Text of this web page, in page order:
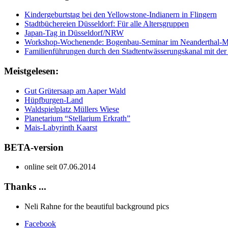
Kindergeburtstag bei den Yellowstone-Indianern in Flingern
Stadtbüchereien Düsseldorf: Für alle Altersgruppen
Japan-Tag in Düsseldorf/NRW
Workshop-Wochenende: Bogenbau-Seminar im Neanderthal-
Familienführungen durch den Stadtentwässerungskanal mit
Meistgelesen:
Gut Grütersaap am Aaper Wald
Hüpfburgen-Land
Waldspielplatz Müllers Wiese
Planetarium “Stellarium Erkrath”
Mais-Labyrinth Kaarst
BETA-version
online seit 07.06.2014
Thanks ...
Neli Rahne for the beautiful background pics
Facebook